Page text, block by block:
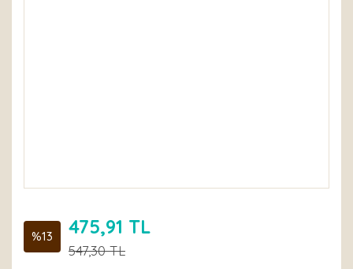
%13 475,91 TL
547,30 TL